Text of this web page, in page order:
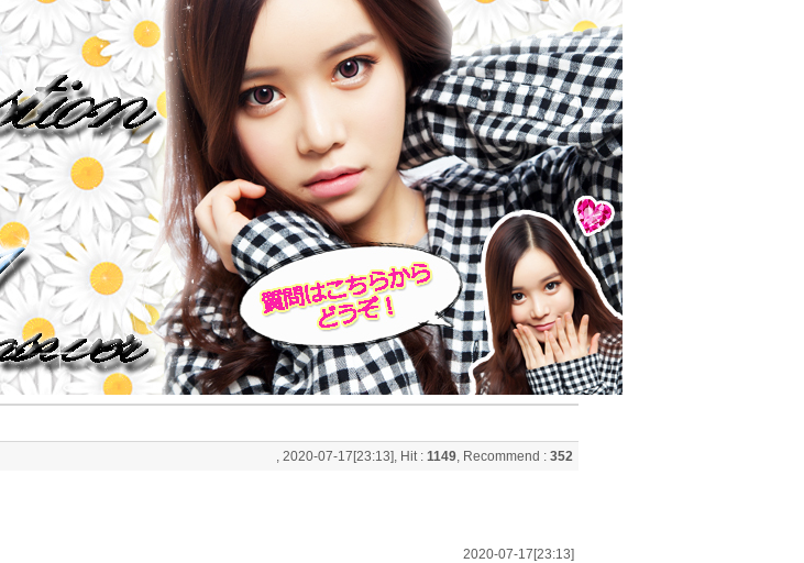
, 2020-07-17[23:13], Hit : 1149, Recommend : 352
2020-07-17[23:13]